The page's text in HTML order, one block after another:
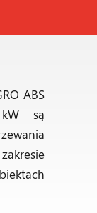
ABS
są